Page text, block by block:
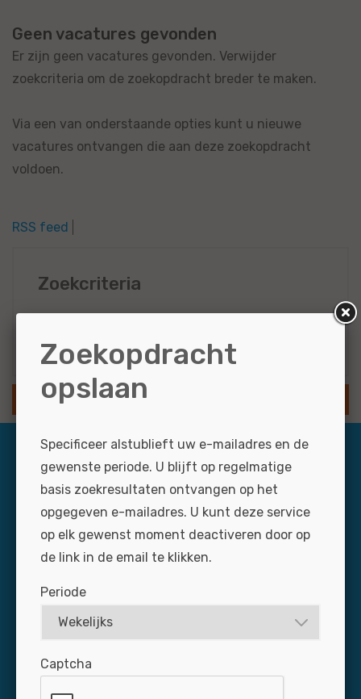
Geen vacatures gevonden
Er zijn geen vacatures gevonden. Verwijder
zoekcriteria om de zoekopdracht breder te maken.
Via een van onderstaande opties kunt u nieuwe
vacatures ontvangen die aan deze zoekopdracht
voldoen.
RSS feed
Zoekcriteria
SLA ZOEKOPDRACHT OP
op naar zoek naar een baan in de autobranche. Mis uw
nieuwe medewerker niet: plaats uw vacature snel en
voordelig op de grootste banensite voor de branche.
Zoekopdracht
opslaan
Specificeer alstublieft uw e-mailadres en de
gewenste periode. U blijft op regelmatige
basis zoekresultaten ontvangen op het
opgegeven e-mailadres. U kunt deze service
op elk gewenst moment deactiveren door op
de link in de email te klikken.
Periode
Captcha